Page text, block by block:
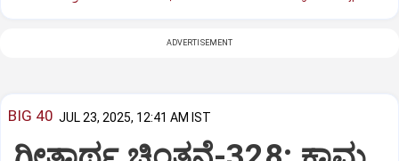
ADVERTISEMENT
BIG 40 JUL 23, 2025, 12:41 AM IST